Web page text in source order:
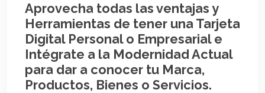
Aprovecha todas las ventajas y
Herramientas de tener una Tarjeta
Digital Personal o Empresarial e
Intégrate a la Modernidad Actual
para dar a conocer tu Marca,
Productos, Bienes o Servicios.